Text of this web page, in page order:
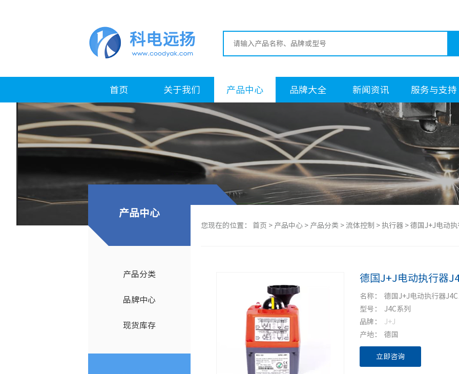
首页 关于我们 产品中心 品牌大全 新闻资讯 服务与支持
产品中心
产品分类
品牌中心
现货库存
您现在的位置： 首页 > 产品中心 > 产品分类 > 流体控制 > 执行器 > 德国J+J电动
德国J+J电动执行器
名称： 德国J+J电动执行器
型号： J4C系列
品牌： J+J
产地： 德国
立即咨询